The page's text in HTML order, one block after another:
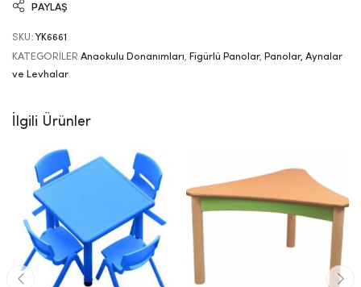
PAYLAŞ
SKU:YK6661
KATEGORILER Anaokulu Donanımları, Figürlü Panolar, Panolar, Aynalar
ve Levhalar
İlgili Ürünler